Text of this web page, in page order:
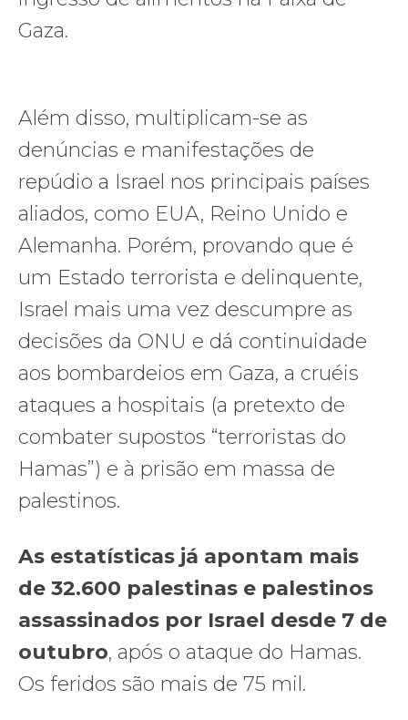
Gaza.
Além disso, multiplicam-se as
denúncias e manifestações de
repúdio a Israel nos principais países
aliados, como EUA, Reino Unido e
Alemanha. Porém, provando que é
um Estado terrorista e delinquente,
Israel mais uma vez descumpre as
decisões da ONU e dá continuidade
aos bombardeios em Gaza, a cruéis
ataques a hospitais (a pretexto de
combater supostos “terroristas do
Hamas”) e à prisão em massa de
palestinos.
As estatísticas já apontam mais
de 32.600 palestinas e palestinos
assassinados por Israel desde 7 de
outubro, após o ataque do Hamas.
Os feridos são mais de 75 mil.